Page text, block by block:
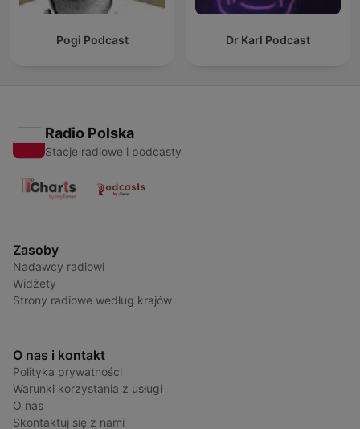
Pogi Podcast Dr Karl Podcast
Radio Polska
Stacje radiowe i podcasty
Zasoby
Nadawcy radiowi
Widżety
Strony radiowe według krajów
O nas i kontakt
Polityka prywatności
Warunki korzystania z usługi
O nas
Skontaktuj się z nami